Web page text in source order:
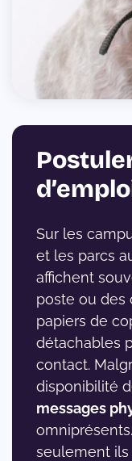
Sur les
et les parcs
affichent
poste ou des
papiers de
détachables
contact.
disponibilité
messages
seulement ils